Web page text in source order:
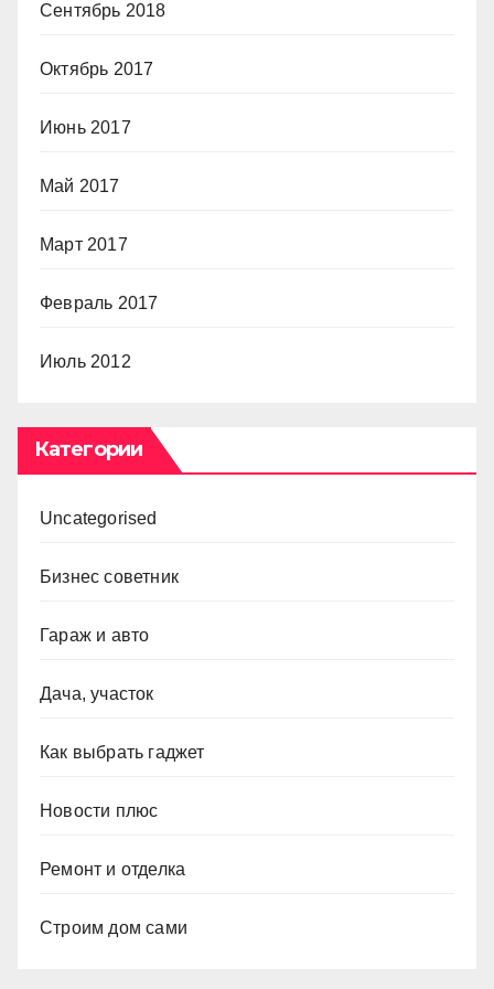
Сентябрь 2018
Октябрь 2017
Июнь 2017
Май 2017
Март 2017
Февраль 2017
Июль 2012
Категории
Uncategorised
Бизнес советник
Гараж и авто
Дача, участок
Как выбрать гаджет
Новости плюс
Ремонт и отделка
Строим дом сами